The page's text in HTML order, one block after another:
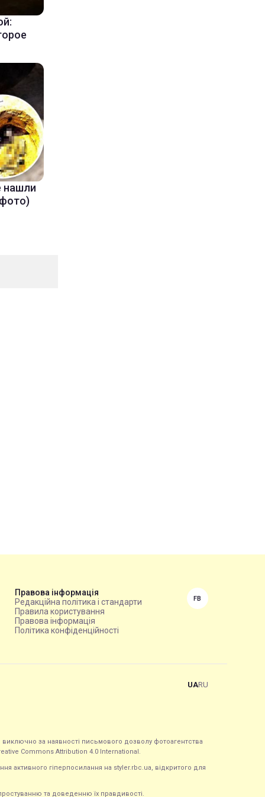
нашли
Правова інформація
Редакційна політика і стандарти
Правила користування
Правова інформація
Політика конфіденційності
FB
UARU
виключно за наявності письмового дозволу фотоагентства
Commons Attribution 4.0 International.
активного гіперпосилання на styler.rbc.ua, відкритого для
та доведенню їх правдивості.